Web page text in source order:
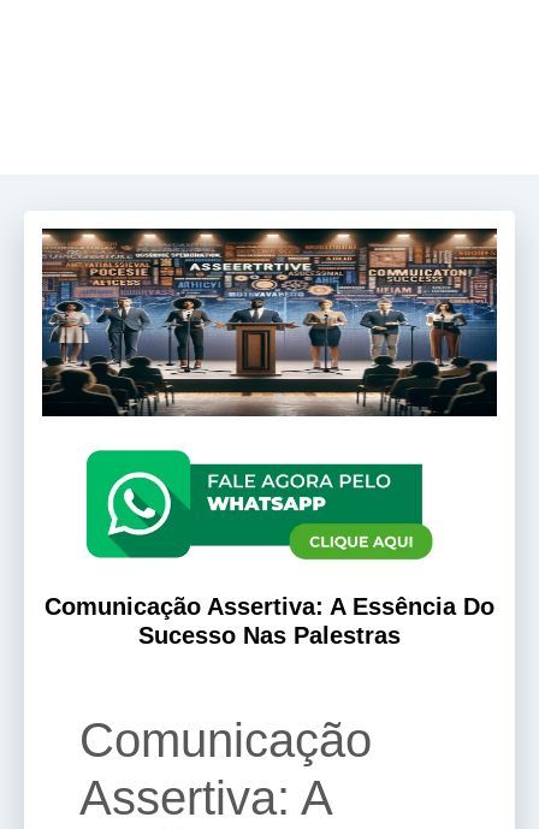
Comunicação Assertiva: A Essência Do
Sucesso Nas Palestras
Comunicação
Assertiva: A